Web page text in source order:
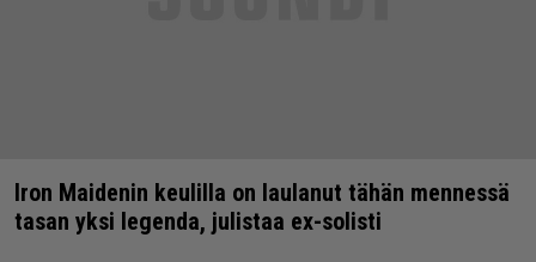
Iron Maidenin keulilla on laulanut tähän mennessä
tasan yksi legenda, julistaa ex-solisti